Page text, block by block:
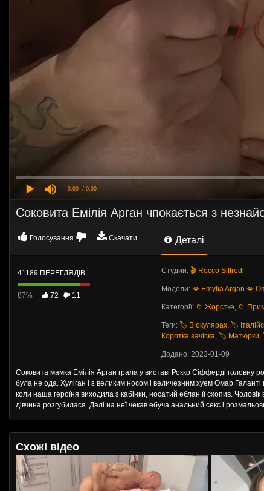
0:00 / 0:00
Соковита Емілія Арган чпокається з
Голосування Скачати Деталі
41189 ПЕРЕГЛЯДІВ
87% 72 11
Студии: 🎬 Rocco Siffredi
Модели: 💋 Emylia Argan 💋
Категорії: 📁 Жорстке, 📁
Теги: 🏷️ В окулярах, 🏷️
Коротка зачіска, 🏷️ Матюрки,
Додано: 2023-01-09
Соковита мамка Емілія Арган грала у виставі Рокко Сіфферді
була не ода. Хуліган і з великим носом і величезним хуем Омар
коли наша героїня виходила з кабінки, носатий еблан її схопив. Чоловік
дівчина розгубилася. Далі на неї чекав ебуча анальний секс і
Схожі відео